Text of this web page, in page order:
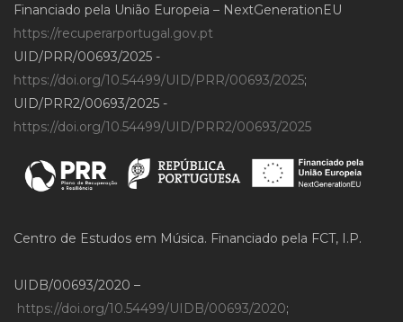
Financiado pela União Europeia – NextGenerationEU
https://recuperarportugal.gov.pt
UID/PRR/00693/2025 -
https://doi.org/10.54499/UID/PRR/00693/2025;
UID/PRR2/00693/2025 -
https://doi.org/10.54499/UID/PRR2/00693/2025
Centro de Estudos em Música. Financiado pela FCT, I.P.
UIDB/00693/2020 –
https://doi.org/10.54499/UIDB/00693/2020;